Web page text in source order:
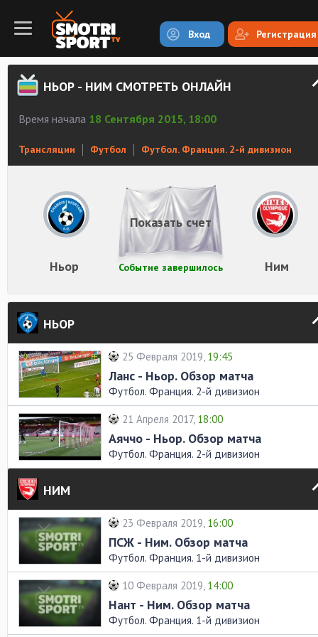
Вход Регистрация
НЬОР - НИМ СМОТРЕТЬ ОНЛАЙН
Время начала 18 Сентября 2015, 18:00
Трансляции Футбол Футбол. Франция. 2-й дивизион
Ньор Ним
Событие завершилось
Показать счет
НЬОР
25 Февраля 2019, 19:45
Ланс - Ньор. Обзор матча
Футбол. Франция. 2-й дивизион
21 Апреля 2017, 18:00
Аяччо - Ньор. Обзор матча
Футбол. Франция. 2-й дивизион
НИМ
23 Февраля 2019, 16:00
ПСЖ - Ним. Обзор матча
Футбол. Франция. 1-й дивизион
10 Февраля 2019, 14:00
Нант - Ним. Обзор матча
Футбол. Франция. 1-й дивизион